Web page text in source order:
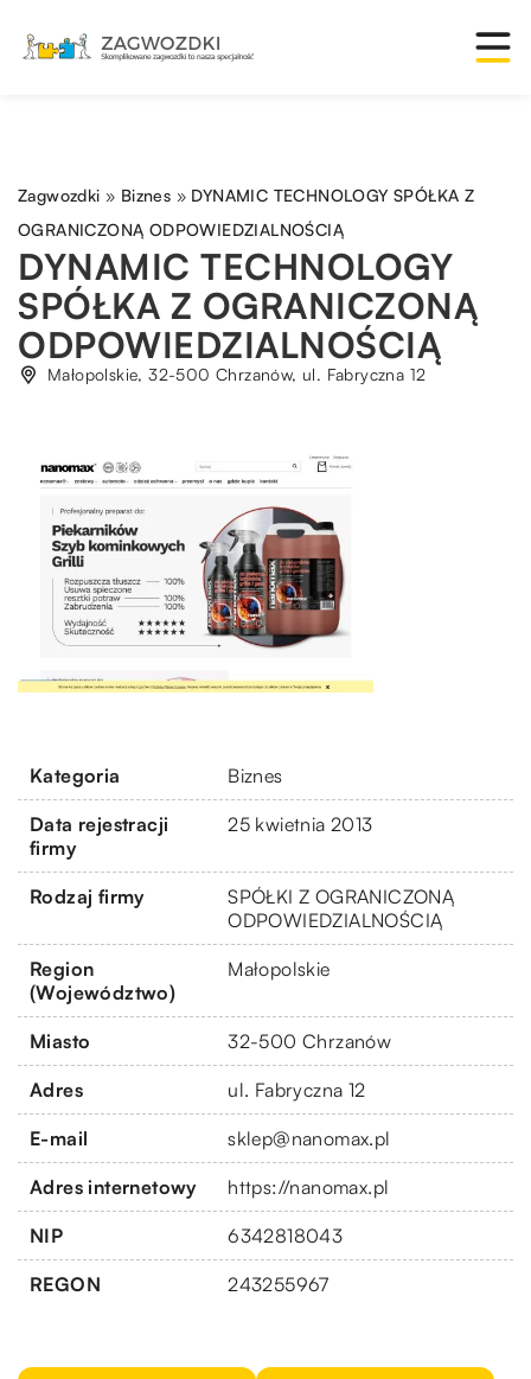
Zagwozdki » Biznes » DYNAMIC TECHNOLOGY SPÓŁKA Z
OGRANICZONĄ ODPOWIEDZIALNOŚCIĄ
DYNAMIC TECHNOLOGY
SPÓŁKA Z OGRANICZONĄ
ODPOWIEDZIALNOŚCIĄ
Małopolskie, 32-500 Chrzanów, ul. Fabryczna 12
Kategoria Biznes
Data rejestracji
firmy
25 kwietnia 2013
Rodzaj firmy
SPÓŁKI Z OGRANICZONĄ
ODPOWIEDZIALNOŚCIĄ
Region
(Województwo)
Małopolskie
Miasto 32-500 Chrzanów
Adres ul. Fabryczna 12
E-mail sklep@nanomax.pl
Adres internetowy https://nanomax.pl
NIP 6342818043
REGON 243255967